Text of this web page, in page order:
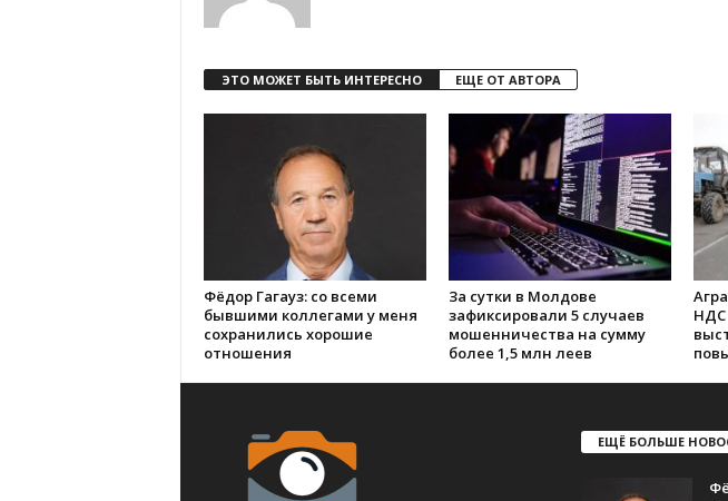
ЭТО МОЖЕТ БЫТЬ ИНТЕРЕСНО ЕЩЕ ОТ АВТОРА
Фёдор Гагауз: со всеми
бывшими коллегами у меня
сохранились хорошие
отношения
За сутки в Молдове
зафиксировали 5 случаев
мошенничества на сумму
более 1,5 млн леев
НДС
ЕЩЁ БОЛЬШЕ